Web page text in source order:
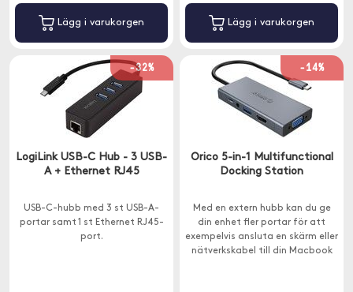
Lägg i varukorgen Lägg i varukorgen
-32%
LogiLink USB-C Hub - 3 USB-
A + Ethernet RJ45
USB-C-hubb med 3 st USB-A-
portar samt 1 st Ethernet RJ45-
port.
-14%
Orico 5-in-1 Multifunctional
Docking Station
Med en extern hubb kan du ge
din enhet fler portar för att
exempelvis ansluta en skärm eller
nätverkskabel till din Macbook